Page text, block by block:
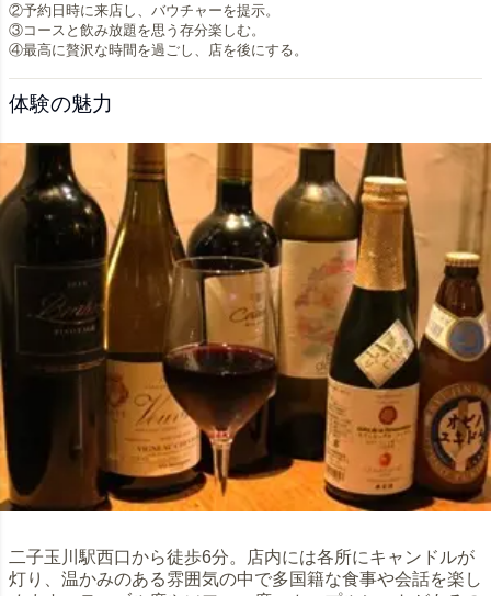
②予約日時に来店し、バウチャーを提示。
③コースと飲み放題を思う存分楽しむ。
④最高に贅沢な時間を過ごし、店を後にする。
体験の魅力
二子玉川駅西口から徒歩6分。店内には各所にキャンドルが
灯り、温かみのある雰囲気の中で多国籍な食事や会話を楽し